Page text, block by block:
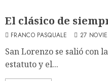
El clásico de
FRANCO PASQUALE 27
San Lorenzo se salió con
estatuto y el...